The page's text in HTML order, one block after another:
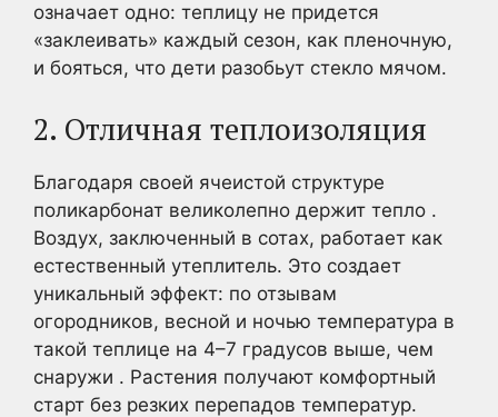
означает одно: теплицу не придется
«заклеивать» каждый сезон, как пленочную,
и бояться, что дети разобьут стекло мячом.
2. Отличная теплоизоляция
Благодаря своей ячеистой структуре
поликарбонат великолепно держит тепло .
Воздух, заключенный в сотах, работает как
естественный утеплитель. Это создает
уникальный эффект: по отзывам
огородников, весной и ночью температура в
такой теплице на 4–7 градусов выше, чем
снаружи . Растения получают комфортный
старт без резких перепадов температур.